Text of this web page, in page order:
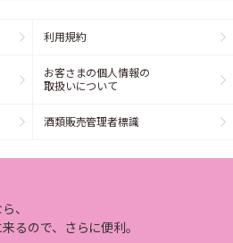
利用規約
お客さまの個人情報の
取扱いについて
酒類販売管理者標識
、
るので、さらに便利。